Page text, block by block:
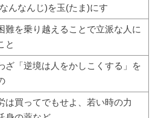
んなんじ)を玉(たま)にす
難を乗り越えることで立派な人に
と
ざ「逆境は人をかしこくする」を
は買ってでもせよ、若い時の力